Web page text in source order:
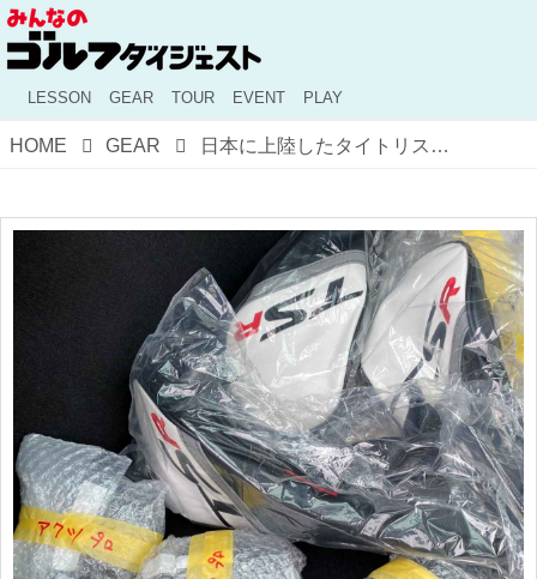
LESSON GEAR TOUR EVENT PLAY
HOME GEAR 日本に上陸したタイトリストのニュードライバー「TSR」！ 使ってみたプロたちの反応は？